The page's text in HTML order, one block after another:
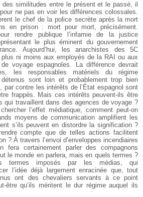
similitudes entre le présent et le passé, il
ne pas en voir les dif­férences colossales.
le chef de la police secrète après la mort
en prison : mort pour mort, précisément.
rendre publique l’infamie de la justice
le plus éminent du gouvernement
Aujourd’hui, les anarchistes des 5C
ni moins aux employés de la RAI ou aux
voyage espagnoles. La différence devrait
les responsables matériels du régime
sont loin et probablement trop bien
par contre les intérêts de l’État espagnol sont
frappés. Mais ces intérêts peuvent­-ils être
qui travaillent dans des agences de voyage ?
l’effet médiatique, comment peut-­on
moyens de communication amplifient les
s’ils peuvent en distordre la signification ?
compte que de telles actions facilitent
? À travers l’envoi d’enveloppes incendiaires
certainement parler des compagnons
le monde en parlera, mais en quels termes ?
termes imposés par les médias, qui
l’idée déjà largement enracinée que, tout
ont des chevaliers servants à ce point
être qu’ils méritent le dur régime auquel ils